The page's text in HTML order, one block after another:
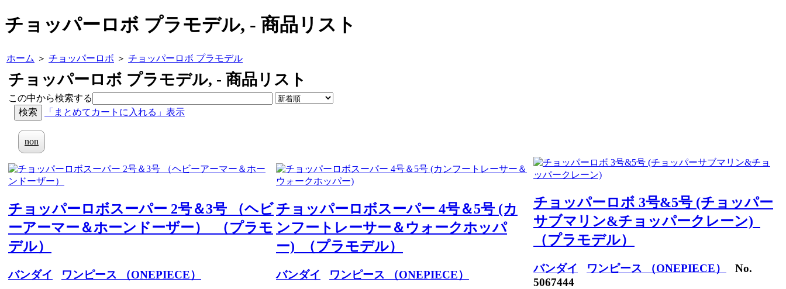
チョッパーロボ プラモデル, - 商品リスト
ホーム ＞ チョッパーロボ ＞ チョッパーロボ プラモデル
チョッパーロボ プラモデル, - 商品リスト
この中から検索する
「まとめてカートに入れる」表示
non
チョッパーロボスーパー 2号＆3号 （ヘビ
ーアーマー＆ホーンドーザー） （プラモ
デル）
バンダイ ワンピース （ONEPIECE）
チョッパーロボスーパー 4号＆5号 (カ
ンフートレーサー＆ウォークホッパ
ー) （プラモデル）
バンダイ ワンピース （ONEPIECE）
チョッパーロボ 3号&5号 (チョッパー
サブマリン&チョッパークレーン)
（プラモデル）
バンダイ ワンピース （ONEPIECE）
No.
5067444